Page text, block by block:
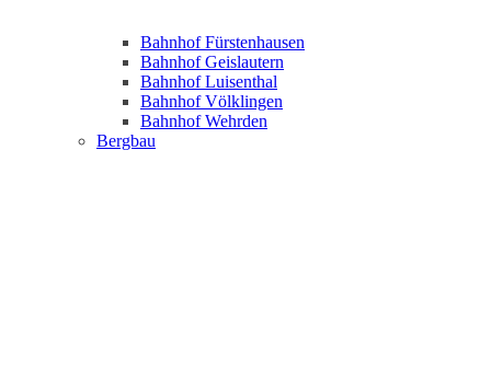
Bahnhof Fürstenhausen
Bahnhof Geislautern
Bahnhof Luisenthal
Bahnhof Völklingen
Bahnhof Wehrden
Bergbau